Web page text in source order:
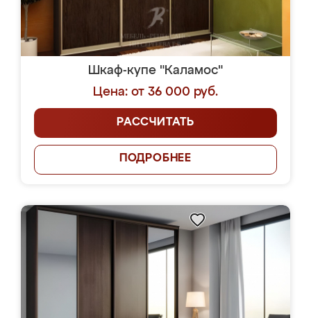
Шкаф-купе "Каламос"
Цена: от 36 000 руб.
РАССЧИТАТЬ
ПОДРОБНЕЕ